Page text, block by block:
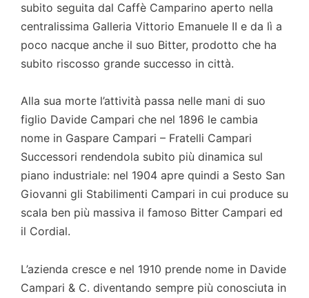
subito seguita dal Caffè Camparino aperto nella
centralissima Galleria Vittorio Emanuele II e da lì a
poco nacque anche il suo Bitter, prodotto che ha
subito riscosso grande successo in città.
Alla sua morte l’attività passa nelle mani di suo
figlio Davide Campari che nel 1896 le cambia
nome in Gaspare Campari – Fratelli Campari
Successori rendendola subito più dinamica sul
piano industriale: nel 1904 apre quindi a Sesto San
Giovanni gli Stabilimenti Campari in cui produce su
scala ben più massiva il famoso Bitter Campari ed
il Cordial.
L’azienda cresce e nel 1910 prende nome in Davide
Campari & C. diventando sempre più conosciuta in